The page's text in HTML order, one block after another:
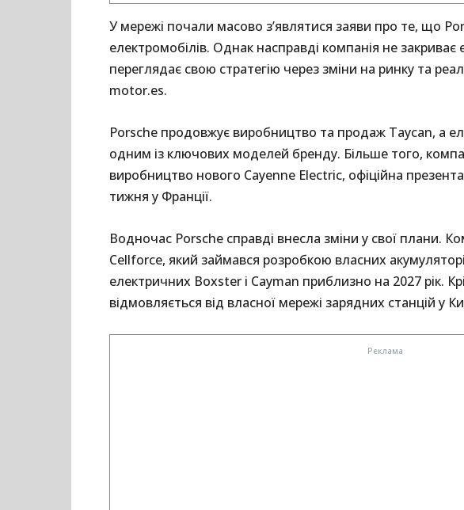
У мережі почали масово з’являтися заяви про те, що
електромобілів. Однак насправді компанія не
переглядає свою стратегію через зміни на ринку та
motor.es.
Porsche продовжує виробництво та продаж Taycan, а
одним із ключових моделей бренду. Більше того,
виробництво нового Cayenne Electric, офіційна
тижня у Франції.
Водночас Porsche справді внесла зміни у свої плани.
Cellforce, який займався розробкою власних
електричних Boxster і Cayman приблизно на 2027 рік.
відмовляється від власної мережі зарядних станцій у